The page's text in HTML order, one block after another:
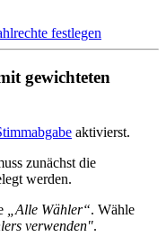
festlegen
gewichteten
aktivierst.
zunächst die
werden.
„Alle Wähler“. Wähle
verwenden".